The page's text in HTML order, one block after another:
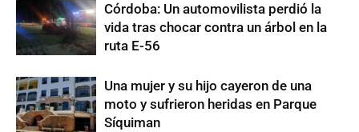
Córdoba: Un automovilista perdió la
vida tras chocar contra un árbol en la
ruta E-56
Una mujer y su hijo cayeron de una
moto y sufrieron heridas en Parque
Síquiman